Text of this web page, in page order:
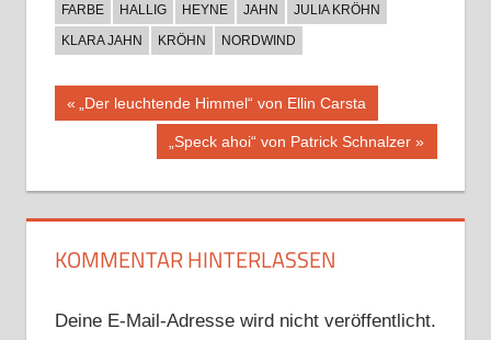
FARBE HALLIG HEYNE JAHN
JULIA KRÖHN
KLARA JAHN
KRÖHN NORDWIND
Beitragsnavigation
Vorheriger
„Der leuchtende Himmel“ von Ellin Carsta
Nächster
„Speck ahoi“ von Patrick Schnalzer
KOMMENTAR HINTERLASSEN
Deine E-Mail-Adresse wird nicht veröffentlicht.